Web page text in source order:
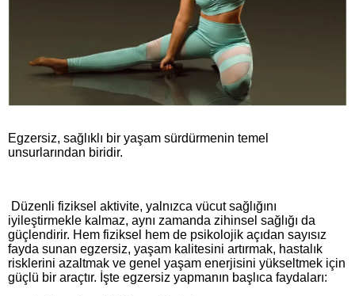
Egzersiz, sağlıklı bir yaşam sürdürmenin temel
unsurlarından biridir.
Düzenli fiziksel aktivite, yalnızca vücut sağlığını
iyileştirmekle kalmaz, aynı zamanda zihinsel sağlığı da
güçlendirir. Hem fiziksel hem de psikolojik açıdan sayısız
fayda sunan egzersiz, yaşam kalitesini artırmak, hastalık
risklerini azaltmak ve genel yaşam enerjisini yükseltmek için
güçlü bir araçtır. İşte egzersiz yapmanın başlıca faydaları: